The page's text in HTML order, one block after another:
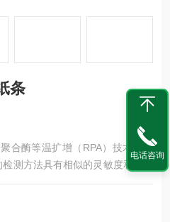
条
合酶等温扩增（RPA）技术的快
测方法具有相似的灵敏度和特异
检测不需要热循环处理，整
化步骤，使用简单的粗样品提取
电话咨询